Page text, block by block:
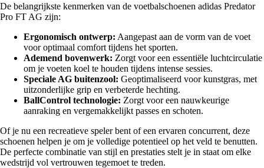
De belangrijkste kenmerken van de voetbalschoenen adidas Predator
Pro FT AG zijn:
Ergonomisch ontwerp: Aangepast aan de vorm van de voet
voor optimaal comfort tijdens het sporten.
Ademend bovenwerk: Zorgt voor een essentiële luchtcirculatie
om je voeten koel te houden tijdens intense sessies.
Speciale AG buitenzool: Geoptimaliseerd voor kunstgras, met
uitzonderlijke grip en verbeterde hechting.
BallControl technologie: Zorgt voor een nauwkeurige
aanraking en vergemakkelijkt passes en schoten.
Of je nu een recreatieve speler bent of een ervaren concurrent, deze
schoenen helpen je om je volledige potentieel op het veld te benutten.
De perfecte combinatie van stijl en prestaties stelt je in staat om elke
wedstrijd vol vertrouwen tegemoet te treden.